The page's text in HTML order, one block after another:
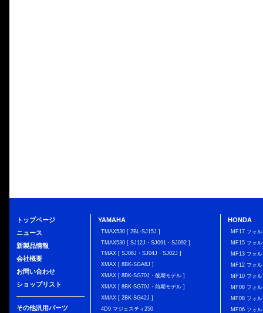
トップページ
ニュース
新製品情報
会社概要
お問い合わせ
ショップリスト
その他汎用パーツ
YAMAHA
TMAX530 [ 2BL-SJ15J ]
TMAX530 [ SJ12J・SJ091・SJ092 ]
TMAX [ SJ08J・SJ04J・SJ02J ]
XMAX [ 8BK-SGA8J ]
XMAX [ 8BK-SG70J・後期モデル ]
XMAX [ 8BK-SG70J・前期モデル ]
XMAX [ 2BK-SG42J ]
4D9 マジェスティ250
HONDA
MF17 フォ
MF15 フォ
MF13 フォ
MF12 フォ
MF10 フォ
MF08 フォ
MF08 フォ
MF06 フォ